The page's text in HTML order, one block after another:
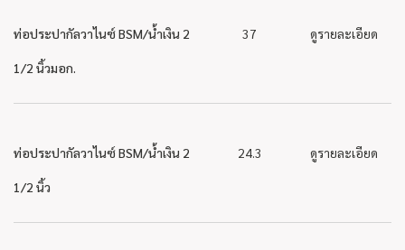
ท่อประปากัลวาไนซ์ BSM/น้ำเงิน 2
1/2 นิ้วมอก.
37 ดูรายละเอียด
ท่อประปากัลวาไนซ์ BSM/น้ำเงิน 2
1/2 นิ้ว
24.3 ดูรายละเอียด